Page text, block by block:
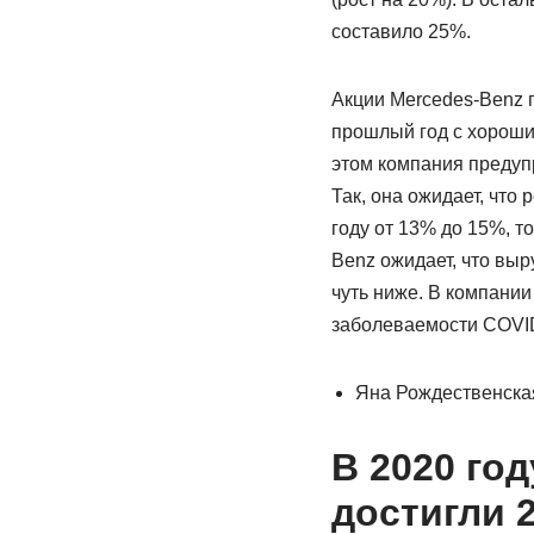
составило 25%.
Акции Mercedes-Benz
прошлый год с
этом компания
Так, она ожидает, что
году от 13% до 15%,
Benz ожидает, что
чуть ниже. В
заболеваемости
Яна
В 2020
достигли